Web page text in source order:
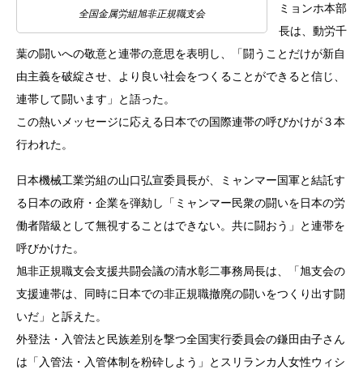
全国金属労組旭非正規職支会
ミョンホ本部
長は、動労千
葉の闘いへの敬意と連帯の意思を表明し、「闘うことだけが新自
由主義を破綻させ、より良い社会をつくることができると信じ、
連帯して闘います」と語った。
この熱いメッセージに応える日本での国際連帯の呼びかけが３本
行われた。
日本機械工業労組の山口弘宣委員長が、ミャンマー国軍と結託す
る日本の政府・企業を弾劾し「ミャンマー民衆の闘いを日本の労
働者階級として無視することはできない。共に闘おう」と連帯を
呼びかけた。
旭非正規職支会支援共闘会議の清水彰二事務局長は、「旭支会の
支援連帯は、同時に日本での非正規職撤廃の闘いをつくり出す闘
いだ」と訴えた。
外登法・入管法と民族差別を撃つ全国実行委員会の鎌田由子さん
は「入管法・入管体制を粉砕しよう」とスリランカ人女性ウィシ